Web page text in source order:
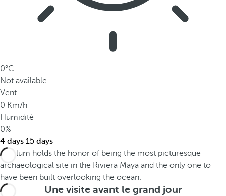
0°C
Not available
Vent
0 Km/h
Humidité
0%
4 days 15 days
Une visite avant le grand jour